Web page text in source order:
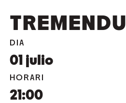
TREMENDU
DIA
01 julio
HORARI
21:00